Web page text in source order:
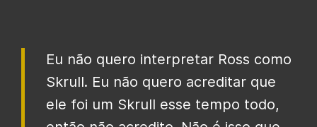
Eu não quero interpretar Ross como
Skrull. Eu não quero acreditar que
ele foi um Skrull esse tempo todo,